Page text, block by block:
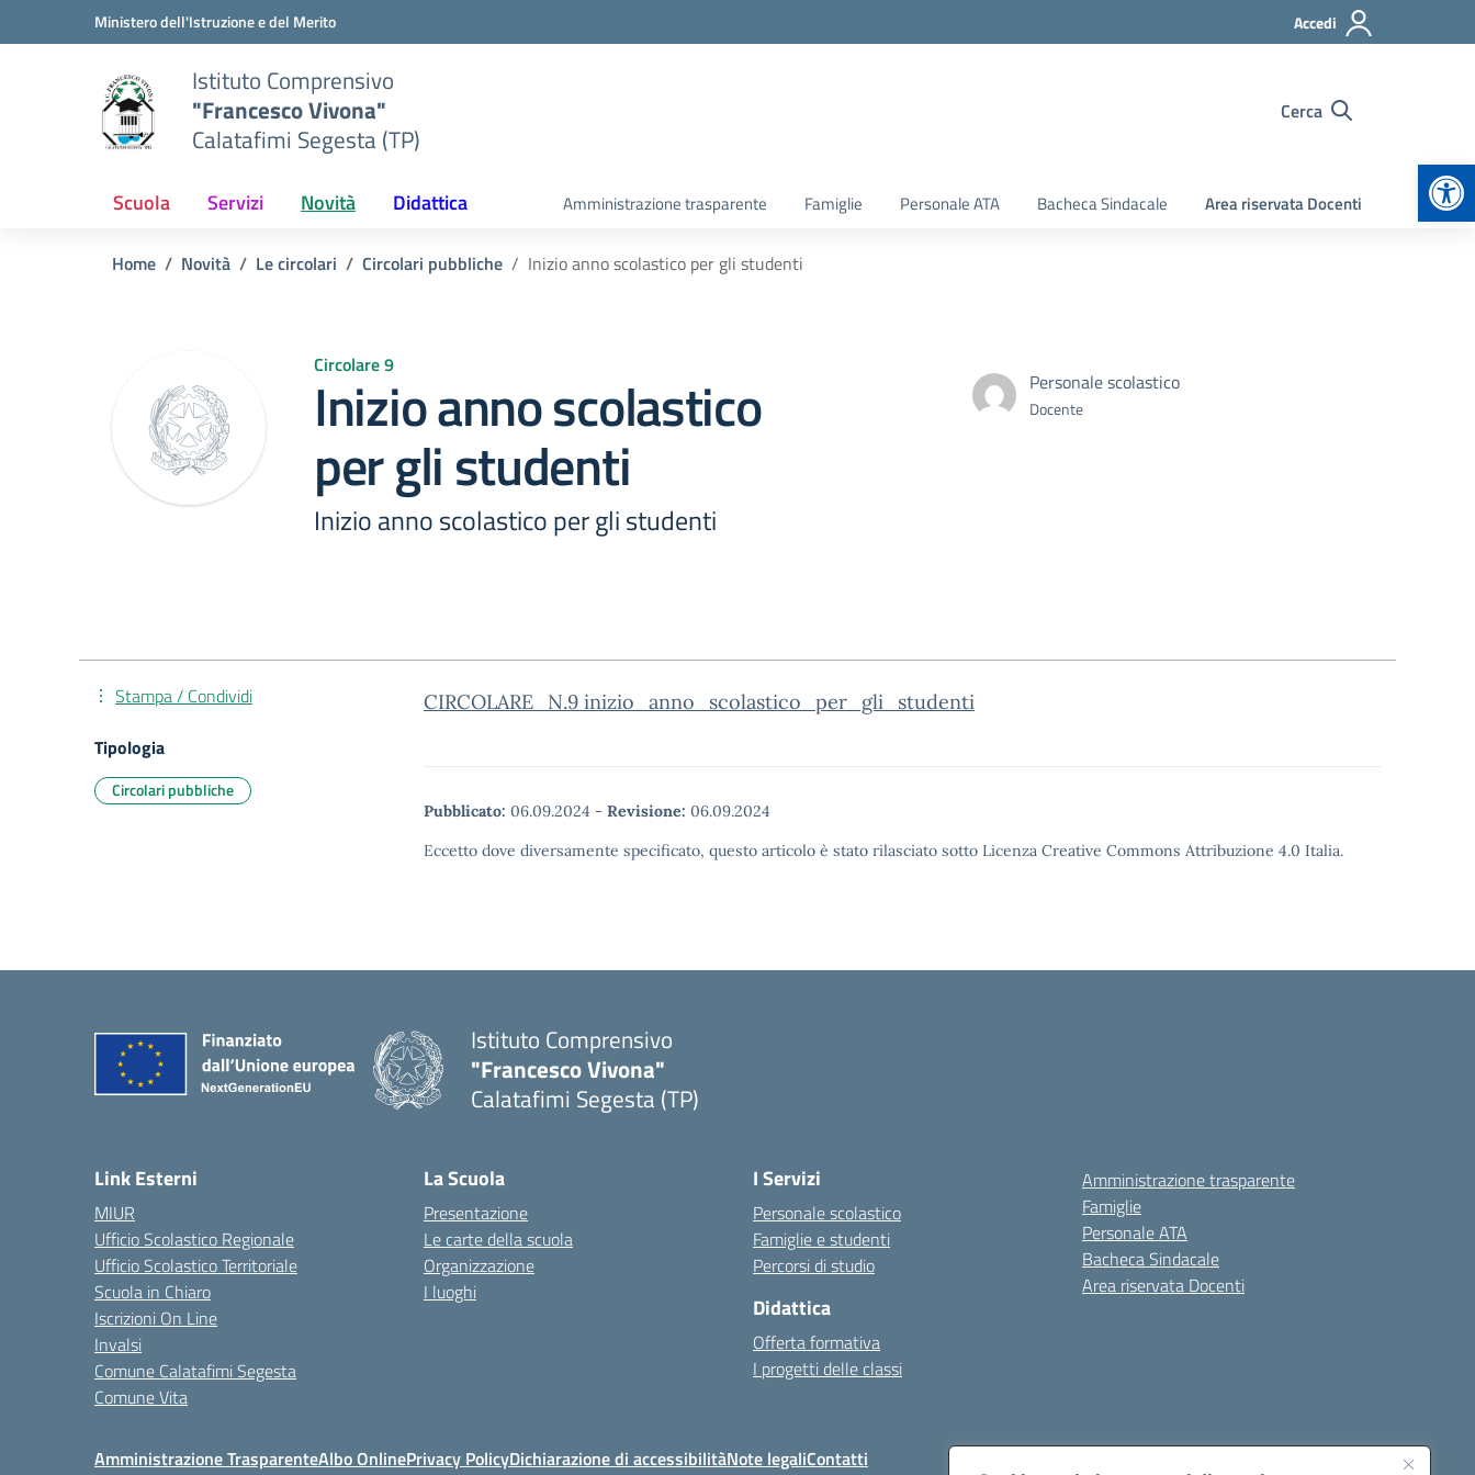
Vai ai contenuti
Vai al menu di navigazioneMinistero dell'Istruzione e del Merito Accedi
Istituto Comprensivo
"Francesco Vivona"
Calatafimi Segesta (TP)
Cerca
Scuola Servizi Novità Didattica Amministrazione trasparente Famiglie Personale ATA Bacheca Sindacale Area riservata Docenti
Home Novità Le circolari Circolari pubbliche Inizio anno scolastico per gli studenti
Circolare 9
Inizio anno scolastico
per gli studenti
Inizio anno scolastico per gli studenti
Personale scolastico
Docente
CIRCOLARE_N.9 inizio_anno_scolastico_per_gli_studenti
Pubblicato: 06.09.2024 - Revisione: 06.09.2024
Eccetto dove diversamente specificato, questo articolo è stato rilasciato sotto Licenza Creative Commons Attribuzione 4.0 Italia.
Stampa / Condividi
Tipologia
Circolari pubbliche
Istituto Comprensivo
"Francesco Vivona"
Calatafimi Segesta (TP)
Link Esterni
MIUR
Ufficio Scolastico Regionale
Ufficio Scolastico Territoriale
Scuola in Chiaro
Iscrizioni On Line
Invalsi
Comune Calatafimi Segesta
Comune Vita
La Scuola
Presentazione
Le carte della scuola
Organizzazione
I luoghi
I Servizi
Personale scolastico
Famiglie e studenti
Percorsi di studio
Didattica
Offerta formativa
I progetti delle classi
Amministrazione trasparente
Famiglie
Personale ATA
Bacheca Sindacale
Area riservata Docenti
Amministrazione TrasparenteAlbo OnlinePrivacy PolicyDichiarazione di accessibilitàNote legaliContatti